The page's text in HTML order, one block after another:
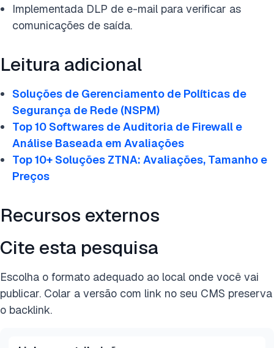
Implementada DLP de e-mail para verificar as
comunicações de saída.
Leitura adicional
Soluções de Gerenciamento de Políticas de
Segurança de Rede (NSPM)
Top 10 Softwares de Auditoria de Firewall e
Análise Baseada em Avaliações
Top 10+ Soluções ZTNA: Avaliações, Tamanho e
Preços
Recursos externos
Cite esta pesquisa
Escolha o formato adequado ao local onde você vai
publicar. Colar a versão com link no seu CMS preserva
o backlink.